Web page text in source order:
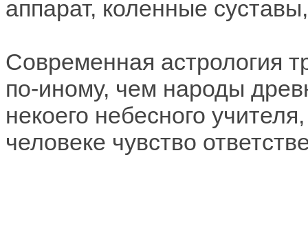
аппарат, коленные
Современная астрология
по-иному, чем народы
некоего небесного
человеке чувство